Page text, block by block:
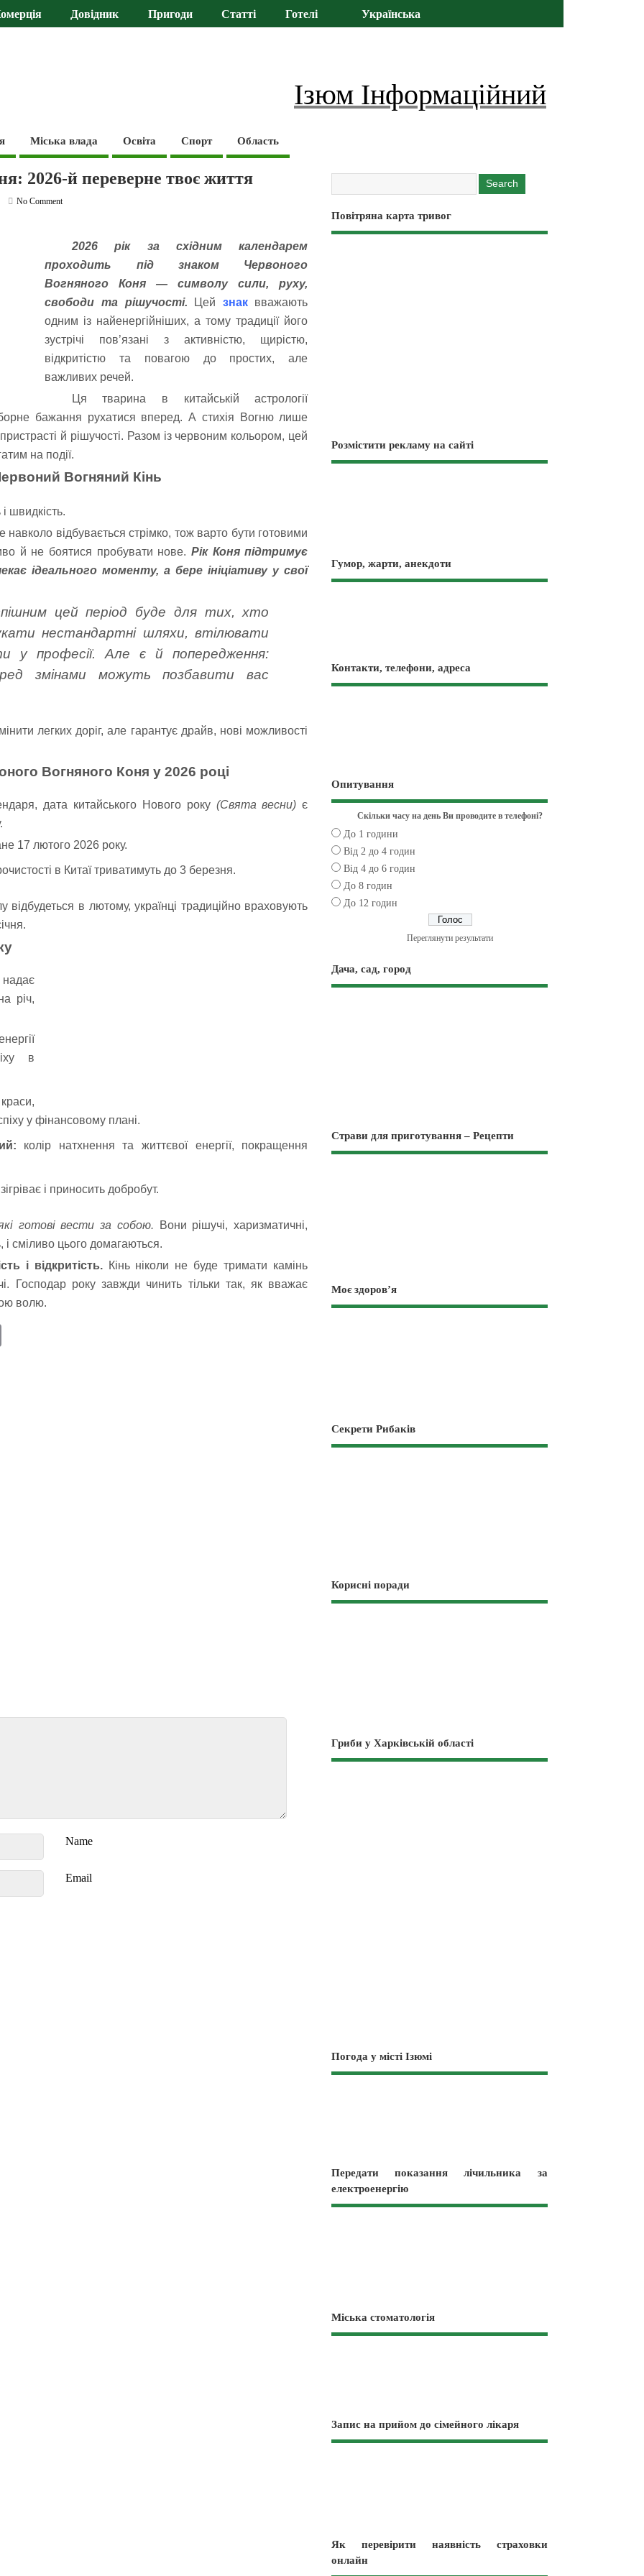
Довідник Пригоди Статті Готелі Українська
Ізюм Інформаційний
Міська влада Освіта Спорт Область
2026-й переверне твоє життя
No Comment
2026 рік за східним календарем
проходить під знаком Червоного
Вогняного Коня — символу сили, руху,
свободи та рішучості. Цей знаквважають
одним із найенергійніших, а тому традиції його
зустрічі пов’язані з активністю, щирістю,
відкритістю та повагою до простих, але
важливих речей.
Ця тварина в китайській астрології
бажання рухатися вперед. А стихія Вогню лише
й рішучості. Разом із червоним кольором, цей
на події.
Вогняний Кінь
швидкість.
навколо відбувається стрімко, тож варто бути готовими
й не боятися пробувати нове. Рік Коня підтримує
ідеального моменту, а бере ініціативу у свої
цей період буде для тих, хто
нестандартні шляхи, втілювати
у професії. Але є й попередження:
змінами можуть позбавити вас
легких доріг, але гарантує драйв, нові можливості
Вогняного Коня у 2026 році
дата китайського Нового року (Свята весни) є
17 лютого 2026 року.
в Китаї триватимуть до 3 березня.
в лютому, українці традиційно враховують
річ,
в
у фінансовому плані.
: колір натхнення та життєвої енергії, покращення
і приносить добробут.
готові вести за собою. Вони рішучі, харизматичні,
і сміливо цього домагаються.
і відкритість.Кінь ніколи не буде тримати камінь
Господар року завжди чинить тільки так, як вважає
волю.
Name
Email
Повітряна карта тривог
Розмістити рекламу на сайті
Гумор, жарти, анекдоти
Контакти, телефони, адреса
Опитування
Скільки часу на день Ви проводите в телефоні?
До 1 години
Від 2 до 4 годин
Від 4 до 6 годин
До 8 годин
До 12 годин
Переглянути результати
Дача, сад, город
Страви для приготування – Рецепти
Моє здоров’я
Секрети Рибаків
Корисні поради
Гриби у Харківській області
Погода у місті Ізюмі
Передати показання лічильника за
електроенергію
Міська стоматологія
Запис на прийом до сімейного лікаря
Як перевірити наявність страховки
онлайн